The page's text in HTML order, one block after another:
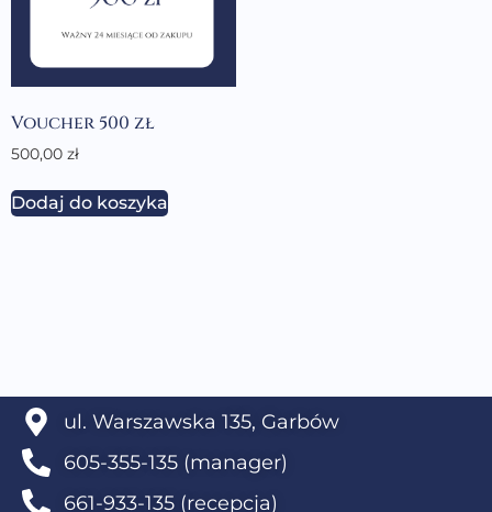
Voucher 500 zł
500,00 zł
Dodaj do koszyka
ul. Warszawska 135, Garbów
605-355-135 (manager)
661-933-135 (recepcja)